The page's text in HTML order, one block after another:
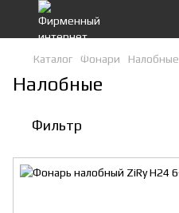
Каталог Фонари Налобные
Налобные
Фильтр